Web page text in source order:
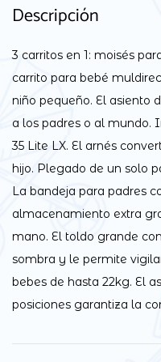
Descripción
3 carritos en 1: moisés
carrito para bebé
niño pequeño. El asiento
a los padres o al mundo.
35 Lite LX. El arnés
hijo. Plegado de un solo
La bandeja para padres
almacenamiento extra
mano. El toldo grande
sombra y le permite
bebes de hasta 22kg. El
posiciones garantiza la